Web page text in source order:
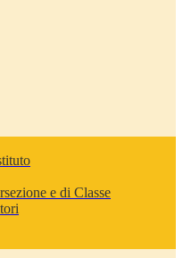
e di Classe